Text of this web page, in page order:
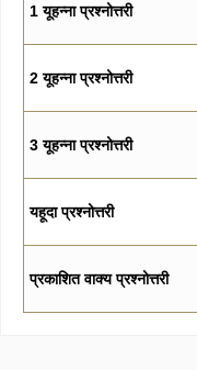
1 यूहन्ना प्रश्नोत्तरी
2 यूहन्ना प्रश्नोत्तरी
3 यूहन्ना प्रश्नोत्तरी
यहूदा प्रश्नोत्तरी
प्रकाशित वाक्य प्रश्नोत्तरी